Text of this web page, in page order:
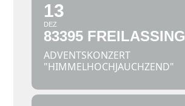
13
DEZ
83395 FREILASSING
ADVENTSKONZERT
"HIMMELHOCHJAUCHZEND"